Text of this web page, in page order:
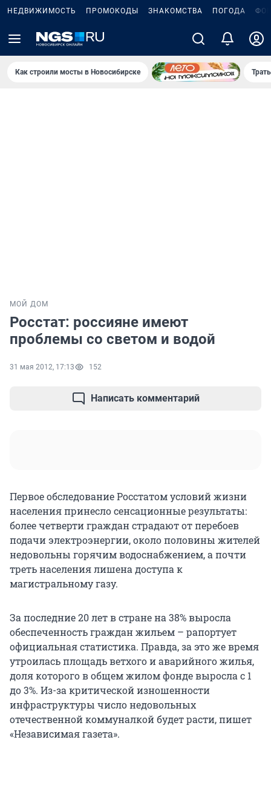
НЕДВИЖИМОСТЬ ПРОМОКОДЫ ЗНАКОМСТВА ПОГОДА
Как строили мосты в Новосибирске
МОЙ ДОМ
Росстат: россияне имеют
проблемы со светом и водой
31 мая 2012, 17:13 152
Написать комментарий
Первое обследование Росстатом условий жизни
населения принесло сенсационные результаты:
более четверти граждан страдают от перебоев
подачи электроэнергии, около половины жителей
недовольны горячим водоснабжением, а почти
треть населения лишена доступа к
магистральному газу.
За последние 20 лет в стране на 38% выросла
обеспеченность граждан жильем – рапортует
официальная статистика. Правда, за это же время
утроилась площадь ветхого и аварийного жилья,
доля которого в общем жилом фонде выросла с 1
до 3%. Из-за критической изношенности
инфраструктуры число недовольных
отечественной коммуналкой будет расти, пишет
«Независимая газета».